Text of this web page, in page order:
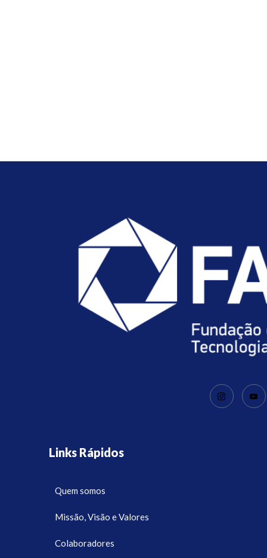
Links Rápidos
Quem somos
Missão, Visão e Valores
Colaboradores